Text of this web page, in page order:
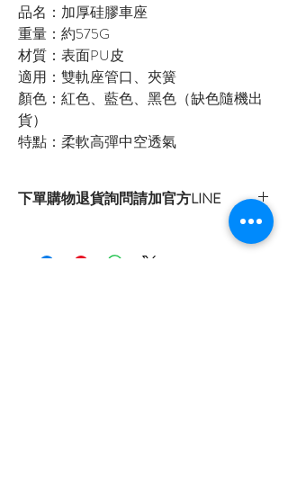
品名：加厚硅膠車座
重量：約575G
材質：表面PU皮
適用：雙軌座管口、夾簧
顏色：紅色、藍色、黑色（缺色隨機出
貨）
特點：柔軟高彈中空透氣
下單購物退貨詢問請加官方LINE
或至首頁下方各拍賣連結處自行下單選購